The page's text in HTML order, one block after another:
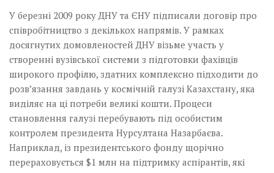
У березні 2009 року ДНУ та ЄНУ підписали договір про
співробітництво з декількох напрямів. У рамках
досягнутих домовленостей ДНУ візьме участь у
створенні вузівської системи з підготовки фахівців
широкого профілю, здатних комплексно підходити до
розв’язання завдань у космічній галузі Казахстану, яка
виділяє на ці потреби великі кошти. Процеси
становлення галузі перебувають під особистим
контролем президента Нурсултана Назарбаєва.
Наприклад, із президентського фонду щорічно
перераховується $1 млн на підтримку аспірантів, які